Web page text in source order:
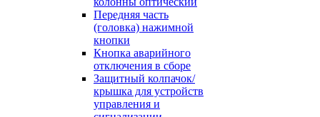
Передняя часть
(головка) нажимной
кнопки
Кнопка аварийного
отключения в сборе
Защитный колпачок/
крышка для устройств
управления и